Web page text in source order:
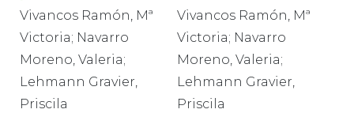
Vivancos Ramón, Mª
Victoria; Navarro
Moreno, Valeria;
Lehmann Gravier,
Priscila
Vivancos Ramón, Mª
Victoria; Navarro
Moreno, Valeria;
Lehmann Gravier,
Priscila